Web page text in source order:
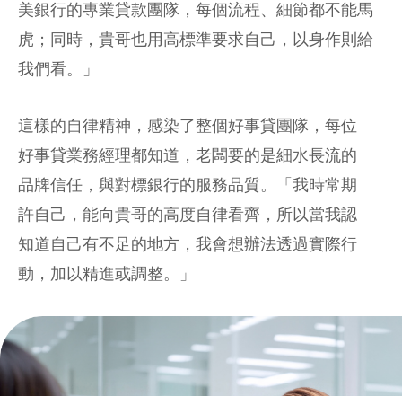
美銀行的專業貸款團隊，每個流程、細節都不能馬
虎；同時，貴哥也用高標準要求自己，以身作則給
我們看。」
這樣的自律精神，感染了整個好事貸團隊，每位
好事貸業務經理都知道，老闆要的是細水長流的
品牌信任，與對標銀行的服務品質。「我時常期
許自己，能向貴哥的高度自律看齊，所以當我認
知道自己有不足的地方，我會想辦法透過實際行
動，加以精進或調整。」